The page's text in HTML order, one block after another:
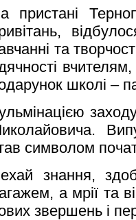
пристані
та
школі –
символом
знання,
а мрії та
звершень і